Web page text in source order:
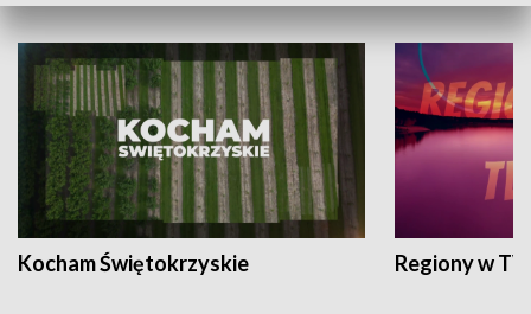
Kocham Świętokrzyskie Regiony w